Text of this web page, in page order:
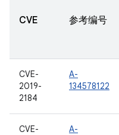
CVE 参考编号
CVE-
2019-
2184
A-
134578122
CVE-
A-